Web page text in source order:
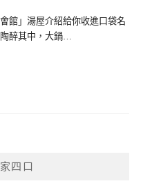
館」湯屋介紹給你收進口袋名
醉其中，大鍋…
四口